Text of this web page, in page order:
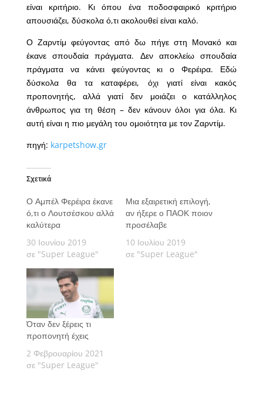
είναι κριτήριο. Κι όπου ένα ποδοσφαιρικό κριτήριο
απουσιάζει, δύσκολα ό,τι ακολουθεί είναι καλό.
Ο Ζαρντίμ φεύγοντας από δω πήγε στη Μονακό και
έκανε σπουδαία πράγματα. Δεν αποκλείω σπουδαία
πράγματα να κάνει φεύγοντας κι ο Φερέιρα. Εδώ
δύσκολα θα τα καταφέρει, όχι γιατί είναι κακός
προπονητής, αλλά γιατί δεν μοιάζει ο κατάλληλος
άνθρωπος για τη θέση – δεν κάνουν όλοι για όλα. Κι
αυτή είναι η πιο μεγάλη του ομοιότητα με τον Ζαρντίμ.
πηγή: karpetshow.gr
Σχετικά
Ο Αμπέλ Φερέιρα έκανε
ό,τι ο Λουτσέσκου αλλά
καλύτερα
30 Ιουνίου 2019
σε "Super League"
Μια εξαιρετική επιλογή,
αν ήξερε ο ΠΑΟΚ ποιον
προσέλαβε
10 Ιουλίου 2019
σε "Super League"
Όταν δεν ξέρεις τι
προπονητή έχεις
2 Φεβρουαρίου 2021
σε "Super League"